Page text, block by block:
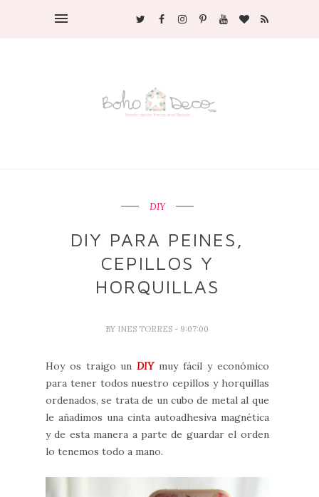
DIY
DIY PARA PEINES,
CEPILLOS Y
HORQUILLAS
BY INES TORRES - 9:07:00
Hoy os traigo unDIYmuy fácil y económico
para tener todos nuestro cepillos y horquillas
ordenados, se trata de un cubo de metal al que
le añadimos una cinta autoadhesiva magnética
y de esta manera a parte de guardar el orden
lo tenemos todo a mano.